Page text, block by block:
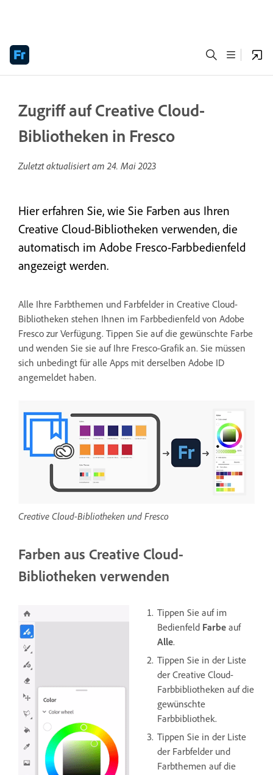
Zugriff auf Creative Cloud-
Bibliotheken in Fresco
Zuletzt aktualisiert am24. Mai 2023
Hier erfahren Sie, wie Sie Farben aus Ihren
Creative Cloud-Bibliotheken verwenden, die
automatisch im Adobe Fresco-Farbbedienfeld
angezeigt werden.
Alle Ihre Farbthemen und Farbfelder in Creative Cloud-
Bibliotheken stehen Ihnen im Farbbedienfeld von Adobe
Fresco zur Verfügung. Tippen Sie auf die gewünschte Farbe
und wenden Sie sie auf Ihre Fresco-Grafik an. Sie müssen
sich unbedingt für alle Apps mit derselben Adobe ID
angemeldet haben.
Creative Cloud-Bibliotheken und Fresco
Farben aus Creative Cloud-
Bibliotheken verwenden
Tippen Sie auf im
Bedienfeld Farbe auf
Alle.
Tippen Sie in der Liste
der Creative Cloud-
Farbbibliotheken auf die
gewünschte
Farbbibliothek.
Tippen Sie in der Liste
der Farbfelder und
Farbthemen auf die